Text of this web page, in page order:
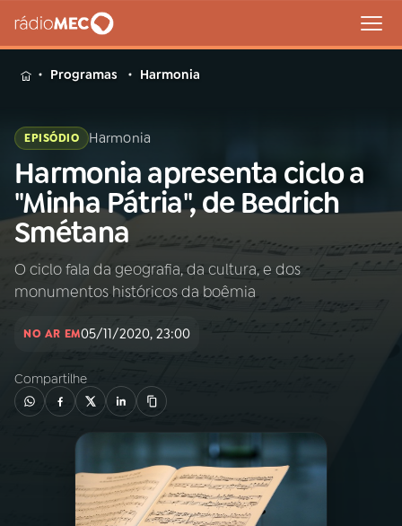
MENU
Buscar
na
Rádio
MEC
Buscar
Início AO VIVO
INÍCIO
02A RÁDIO
PROGRAMAÇÃO
PROGRAMAS
Programas Harmonia
EPISÓDIO Harmonia
Harmonia apresenta ciclo a
"Minha Pátria", de Bedrich
Smétana
O ciclo fala da geografia, da cultura, e dos
monumentos históricos da boêmia
NO AR EM05/11/2020, 23:00
Compartilhe